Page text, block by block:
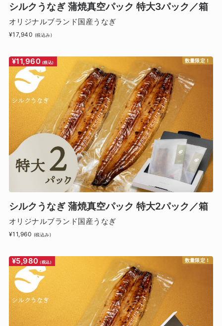
シルクうなぎ 蒲焼真空パック 特大3パック／箱
オリジナルブランド国産うなぎ
¥17,940 (税込み)
数量限定！
¥11,960 (税込)
シルクうなぎ 蒲焼真空パック 特大2パック／箱
オリジナルブランド国産うなぎ
¥11,960 (税込み)
数量限定！
¥5,980 (税込)